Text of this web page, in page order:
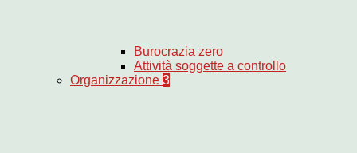
Burocrazia zero
Attività soggette a controllo
Organizzazione 3